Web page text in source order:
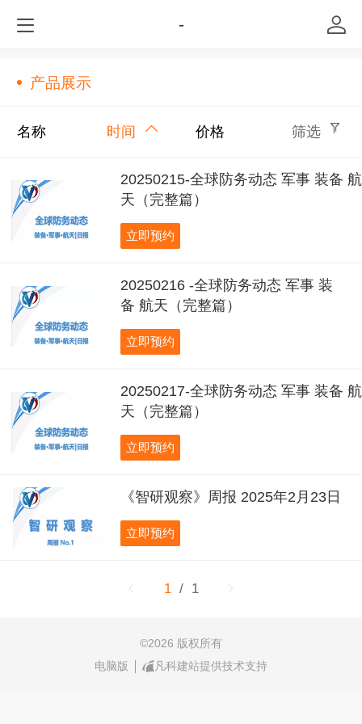
-
产品展示
名称 时间 价格 筛选
20250215-全球防务动态 军事 装备 航
天（完整篇）
立即预约
20250216 -全球防务动态 军事 装
备 航天（完整篇）
立即预约
20250217-全球防务动态 军事 装备 航
天（完整篇）
立即预约
《智研观察》周报 2025年2月23日
立即预约
1 / 1
©2026 版权所有
电脑版
凡科建站提供技术支持